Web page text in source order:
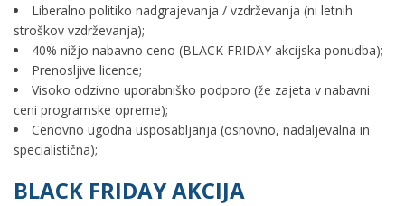
Liberalno politiko nadgrajevanja / vzdrževanja (ni letnih
stroškov vzdrževanja);
40% nižjo nabavno ceno (BLACK FRIDAY akcijska ponudba);
Prenosljive licence;
Visoko odzivno uporabniško podporo (že zajeta v nabavni
ceni programske opreme);
Cenovno ugodna usposabljanja (osnovno, nadaljevalna in
specialistična);
BLACK FRIDAY AKCIJA